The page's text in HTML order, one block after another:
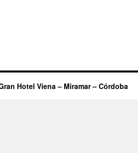
Hotel Viena – Miramar – Córdoba